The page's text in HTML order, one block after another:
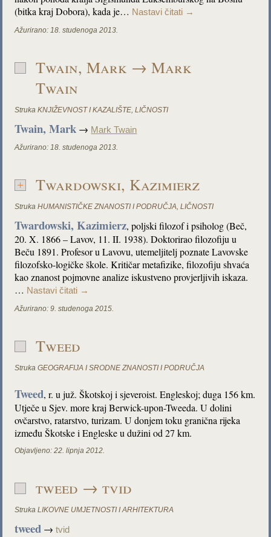
(bitka kraj Dobora), kada je… Nastavi čitati →
Ažurirano: 18. studenoga 2013.
Twain, Mark → Mark
Twain
Struka KNJIŽEVNOST I KAZALIŠTE,LIČNOSTI
Twain, Mark → Mark Twain
Ažurirano: 18. studenoga 2013.
Twardowski, Kazimierz
Struka HUMANISTIČKE ZNANOSTI I PODRUČJA,LIČNOSTI
Twardowski, Kazimierz, poljski filozof i psiholog (Beč,
20. X. 1866 – Lavov, 11. II. 1938). Doktorirao filozofiju u
Beču 1891. Profesor u Lavovu, utemeljitelj poznate Lavovske
filozofsko-logičke škole. Kritičar metafizike, filozofiju shvaća
kao znanost pojmovne analize iskustveno provjerljivih iskaza.
… Nastavi čitati →
Ažurirano: 9. studenoga 2015.
Tweed
Struka GEOGRAFIJA I SRODNE ZNANOSTI I PODRUČJA
Tweed, r. u juž. Škotskoj i sjeveroist. Engleskoj; duga 156 km.
Utječe u Sjev. more kraj Berwick-upon-Tweeda. U dolini
ovčarstvo, ratarstvo, turizam. U donjem toku granična rijeka
između Škotske i Engleske u dužini od 27 km.
Objavljeno: 22. lipnja 2012.
tweed → tvid
Struka LIKOVNE UMJETNOSTI I ARHITEKTURA
tweed →tvid